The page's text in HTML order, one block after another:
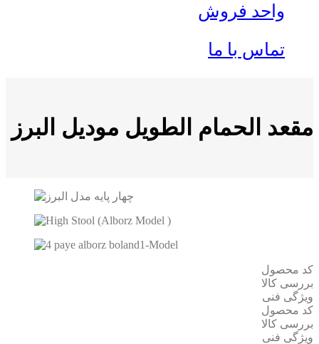
واحد فروش
تماس با ما
مقعد الحمام الطویل مودیل البرز
کد محصول
بررسی کالا
ویژگی فنی
کد محصول
بررسی کالا
ویژگی فنی